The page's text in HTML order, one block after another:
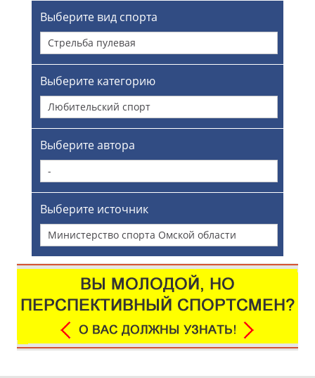
Выберите вид спорта
Стрельба пулевая
Выберите категорию
Любительский спорт
Выберите автора
-
Выберите источник
Министерство спорта Омской области